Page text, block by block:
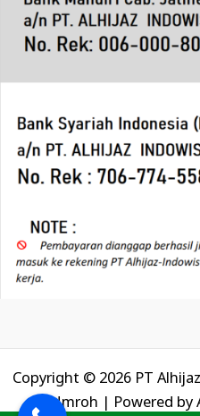
Copyright © 2026 PT
Umroh | Powered by